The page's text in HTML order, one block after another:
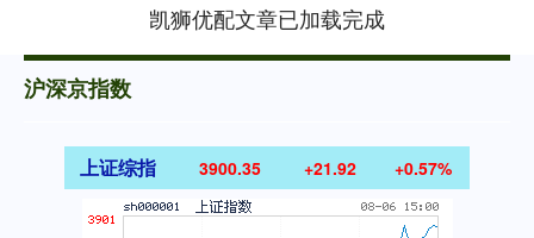
凯狮优配文章已加载完成
沪深京指数
上证综指 3900.35 +21.92 +0.57%